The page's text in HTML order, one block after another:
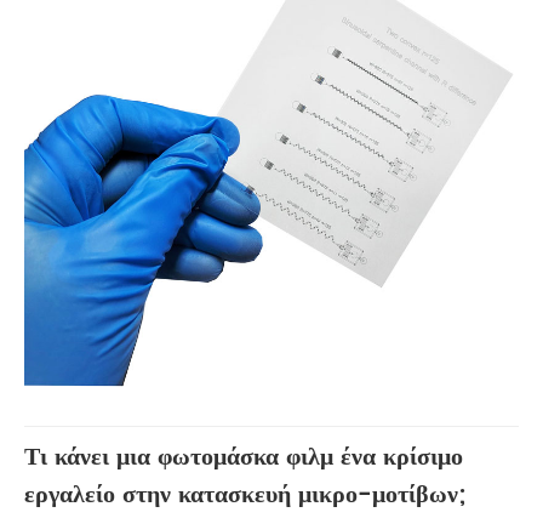
Τι κάνει μια φωτομάσκα φιλμ ένα κρίσιμο
εργαλείο στην κατασκευή μικρο-μοτίβων;